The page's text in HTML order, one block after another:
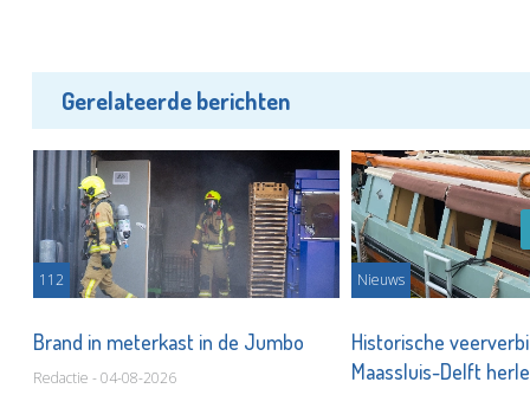
Gerelateerde berichten
112
Brand in meterkast in de Jumbo
Redactie - 04-08-2026
Nieuws
Historische
Maassluis-Delft